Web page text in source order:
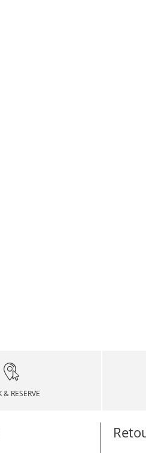
& RESERVE